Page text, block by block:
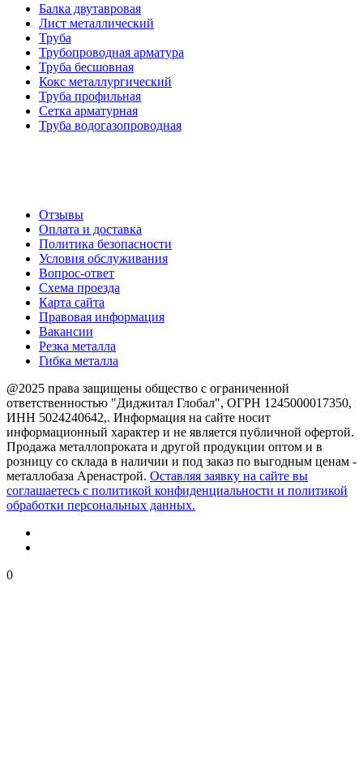
Балка двутавровая
Лист металлический
Труба
Трубопроводная арматура
Труба бесшовная
Кокс металлургический
Труба профильная
Cетка арматурная
Труба водогазопроводная
Отзывы
Оплата и доставка
Политика безопасности
Условия обслуживания
Вопрос-ответ
Схема проезда
Карта сайта
Правовая информация
Вакансии
Резка металла
Гибка металла
@2025 права защищены общество с ограниченной
ответственностью "Диджитал Глобал", ОГРН 1245000017350,
ИНН 5024240642,. Информация на сайте носит
информационный характер и не является публичной офертой.
Продажа металлопроката и другой продукции оптом и в
розницу со склада в наличии и под заказ по выгодным ценам -
металлобаза Аренастрой. Оставляя заявку на сайте вы
соглашаетесь с политикой конфиденциальности и политикой
обработки персональных данных.
0